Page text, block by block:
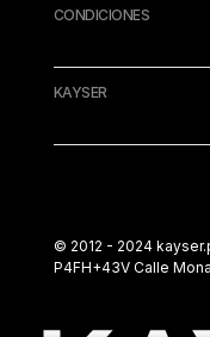
CONDICIONES
KAYSER
© 2012 - 2024
P4FH+43V Calle